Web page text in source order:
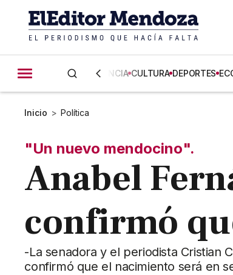
CIENCIA CULTURA DEPORTES
Inicio > Política
"Un nuevo mendocino".
Anabel
confirmó
-La senadora y el periodista Cristian
confirmó que el nacimiento será en